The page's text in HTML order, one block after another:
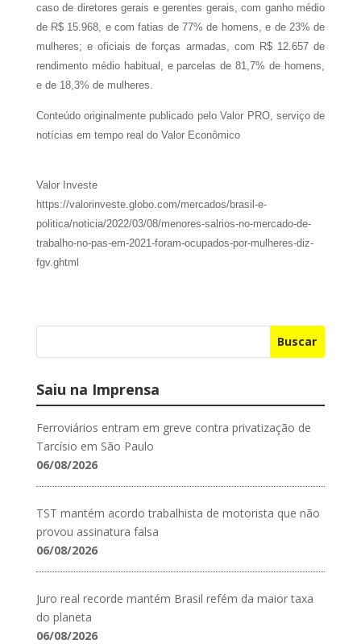
caso de diretores gerais e gerentes gerais, com ganho médio
de R$ 15.968, e com fatias de 77% de homens, e de 23% de
mulheres; e oficiais de forças armadas, com R$ 12.657 de
rendimento médio habitual, e parcelas de 81,7% de homens,
e de 18,3% de mulheres.
Conteúdo originalmente publicado pelo Valor PRO, serviço de
notícias em tempo real do Valor Econômico
Valor Investe
https://valorinveste.globo.com/mercados/brasil-e-
politica/noticia/2022/03/08/menores-salrios-no-mercado-de-
trabalho-no-pas-em-2021-foram-ocupados-por-mulheres-diz-
fgv.ghtml
Buscar
Saiu na Imprensa
Ferroviários entram em greve contra privatização de
Tarcísio em São Paulo
06/08/2026
TST mantém acordo trabalhista de motorista que não
provou assinatura falsa
06/08/2026
Juro real recorde mantém Brasil refém da maior taxa
do planeta
06/08/2026